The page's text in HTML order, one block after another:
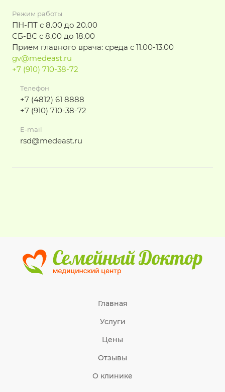
Режим работы
ПН-ПТ с 8.00 до 20.00
СБ-ВС с 8.00 до 18.00
Прием главного врача: среда с 11.00-13.00
gv@medeast.ru
+7 (910) 710-38-72
Телефон
+7 (4812) 61 8888
+7 (910) 710-38-72
E-mail
rsd@medeast.ru
Главная
Услуги
Цены
Отзывы
О клинике